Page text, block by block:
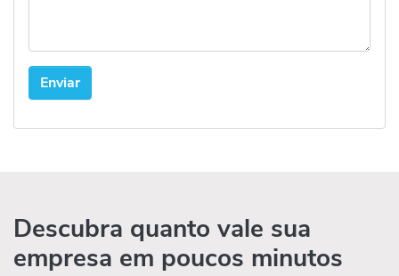
Descubra quanto vale sua
empresa em poucos minutos